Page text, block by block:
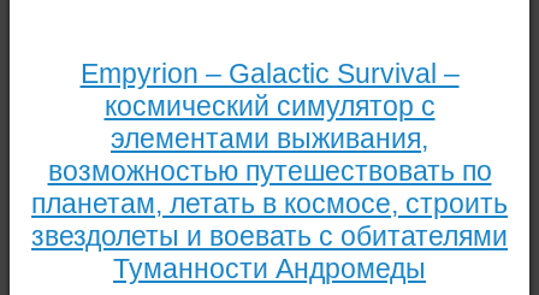
Empyrion – Galactic Survival –
космический симулятор с
элементами выживания,
возможностью путешествовать по
планетам, летать в космосе, строить
звездолеты и воевать с обитателями
Туманности Андромеды